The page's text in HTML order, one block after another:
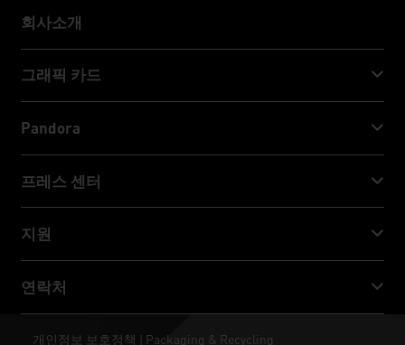
회사소개
회사소개
그래픽 카드
GeForce RTX™ 40 Series
GeForce RTX™ 30 Series
Pandora
NVIDIA Jetson Orin™ Nano Super
프레스 센터
소셜 미디어
수상 & 리뷰
지원
ThunderMaster
연락처
개인정보 보호정책 | Packaging & Recycling